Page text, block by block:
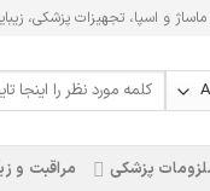
ماساژ و اسپا، تجهیزات پزشکی،
جستجو
پزشکی مراقبت و